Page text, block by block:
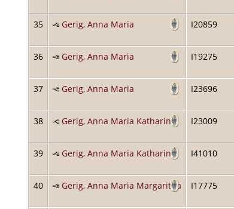
35
Gerig, Anna Maria I20859
36
Gerig, Anna Maria I19275
37
Gerig, Anna Maria I23696
38
Gerig, Anna Maria Katharina I23009
39
Gerig, Anna Maria Katharina I41010
40
Gerig, Anna Maria Margaritha I17775